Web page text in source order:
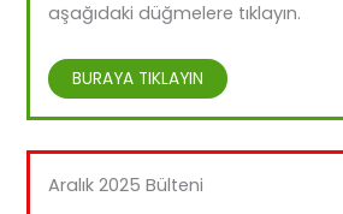
aşağıdaki düğmelere tıklayın.
BURAYA TIKLAYIN
Aralık 2025 Bülteni